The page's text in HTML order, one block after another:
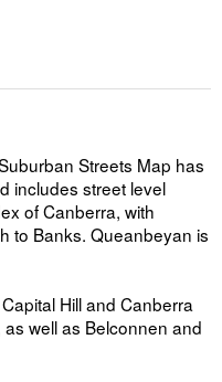
Streets Map has
includes street level
of Canberra, with
to Banks. Queanbeyan is
Hill and Canberra
well as Belconnen and